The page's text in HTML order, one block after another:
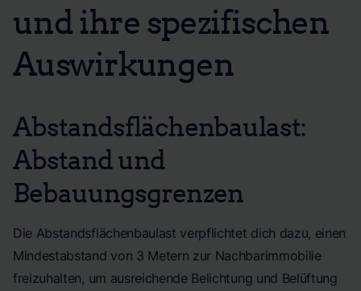
und ihre spezifischen
Auswirkungen
Abstandsflächenbaulast:
Abstand und
Bebauungsgrenzen
Die Abstandsflächenbaulast verpflichtet dich dazu, einen
Mindestabstand von 3 Metern zur Nachbarimmobilie
freizuhalten, um ausreichende Belichtung und Belüftung